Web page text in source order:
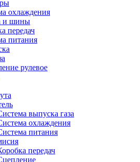
охлаждения
и шины
передач
питания
рулевое
выпуска газа
охлаждения
питания
передач